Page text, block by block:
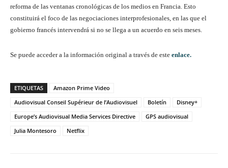
reforma de las ventanas cronológicas de los medios en Francia. Esto
constituirá el foco de las negociaciones interprofesionales, en las que el
gobierno francés intervendrá si no se llega a un acuerdo en seis meses.
Se puede acceder a la información original a través de este enlace.
ETIQUETAS
Amazon Prime Video
Audiovisual Conseil Supérieur de l’Audiovisuel
Boletín
Disney+
Europe’s Audiovisual Media Services Directive
GPS audiovisual
Julia Montesoro
Netflix